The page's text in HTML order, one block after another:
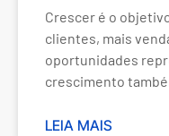
Crescer é o
clientes, mais
oportunidades
crescimento
LEIA MAIS